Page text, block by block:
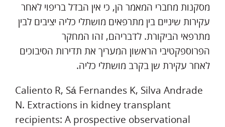
מסקנות מחברי המאמר הן, כי אין הבדל בריפוי לאחר
עקירות שיניים בין מתרפאים מושתלי כליה יציבים לבין
מתרפאי הביקורת. לדבריהם, זהו המחקר
הפרוספקטיבי הראשון המעריך את תדירות הסיבוכים
לאחר עקירת שן בקרב מושתלי כליה.
Caliento R, Sá Fernandes K, Silva Andrade
N. Extractions in kidney transplant
recipients: A prospective observational